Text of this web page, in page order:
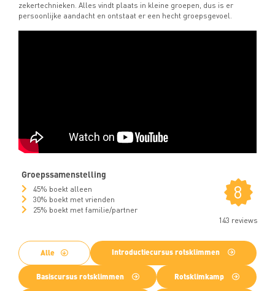
zekertechnieken. Alles vindt plaats in kleine groepen, dus is er
persoonlijke aandacht en ontstaat er een hecht groepsgevoel.
Groepssamenstelling
45% boekt alleen
30% boekt met vrienden
25% boekt met familie/partner
8
143 reviews
Alle Introductiecursus rotsklimmen
Basiscursus rotsklimmen Rotsklimkamp